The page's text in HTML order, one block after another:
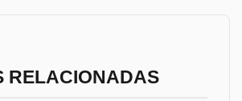
RELACIONADAS